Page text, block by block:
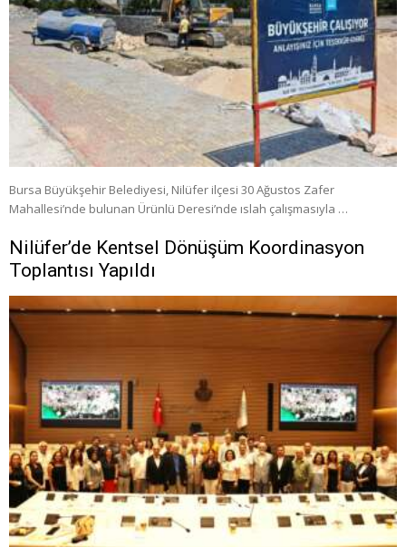
Bursa Büyükşehir Belediyesi, Nilüfer ilçesi 30 Ağustos Zafer
Mahallesi’nde bulunan Ürünlü Deresi’nde ıslah çalışmasıyla …
Nilüfer’de Kentsel Dönüşüm Koordinasyon
Toplantısı Yapıldı